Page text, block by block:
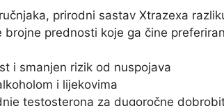
prirodni sastav Xtrazexa
brojne prednosti koje ga čine
i smanjen rizik od nuspojava
i lijekovima
testosterona za dugoročne